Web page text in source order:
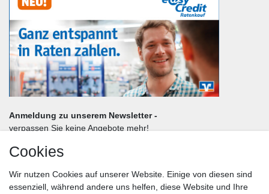
Anmeldung zu unserem Newsletter -
verpassen Sie keine Angebote mehr!
Nachname*
Cookies
Wir nutzen Cookies auf unserer Website. Einige von diesen sind
essenziell, während andere uns helfen, diese Website und Ihre